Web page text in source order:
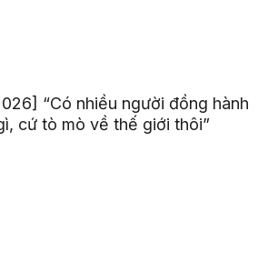
“Có nhiều người đồng hành
cứ tò mò về thế giới thôi”